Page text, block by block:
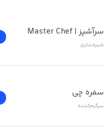
سرآشپز | Master Chef
شبیه‌سازی
سفره چی
سرگرم‌کننده